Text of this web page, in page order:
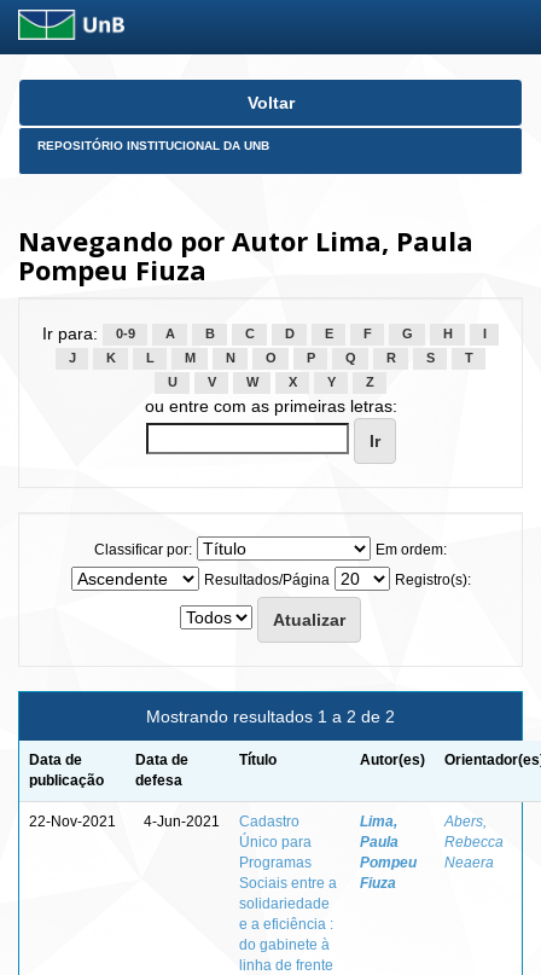
Skip
Voltar
REPOSITÓRIO INSTITUCIONAL DA UNB
Navegando por Autor Lima, Paula
Pompeu Fiuza
Ir para: 0-9 A B C D E F G H
J
K L M N O P Q R S
T
U
V W X Y Z
ou entre com as primeiras letras:
Classificar por:
Em ordem:
Resultados/Página
Registro(s):
Mostrando resultados 1 a 2 de 2
Data de
publicação
Data de
defesa
Título Autor(es)
22-Nov-2021 4-Jun-2021
Cadastro
Único para
Programas
Sociais entre a
solidariedade
e a eficiência :
do gabinete à
linha de frente
Lima,
Paula
Pompeu
Fiuza
Abers,
Rebecca
Neaera